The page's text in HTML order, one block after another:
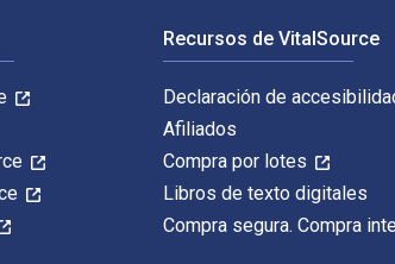
Recursos de VitalSource
Declaración de
Afiliados
Compra por lotes
Libros de texto digitales
Compra segura. Compra